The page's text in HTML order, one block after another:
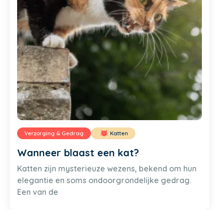
Verzorging & Gedrag Katten
Wanneer blaast een kat?
Katten zijn mysterieuze wezens, bekend om hun
elegantie en soms ondoorgrondelijke gedrag.
Een van de